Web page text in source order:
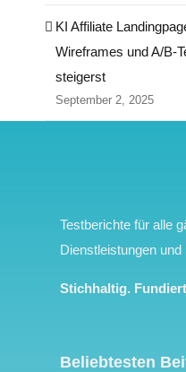
KI Affiliate
Wireframes und A/B-
steigerst
September 2, 2025
Testberichte für alle
Dienstleistungen und
Stichhaltig.
Beliebtesten